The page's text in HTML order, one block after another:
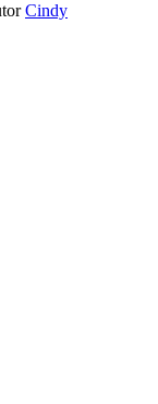
Cindy